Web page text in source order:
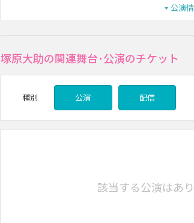
公演
塚原大助の関連舞台･公演のチケット
種別 公演 配信
該当する公演はあ